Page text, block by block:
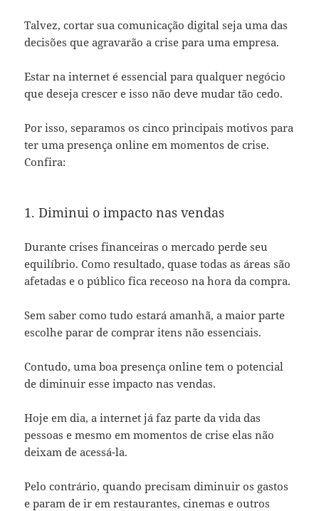
Talvez, cortar sua comunicação digital seja uma das
decisões que agravarão a crise para uma empresa.
Estar na internet é essencial para qualquer negócio
que deseja crescer e isso não deve mudar tão cedo.
Por isso, separamos os cinco principais motivos para
ter uma presença online em momentos de crise.
Confira:
1. Diminui o impacto nas vendas
Durante crises financeiras o mercado perde seu
equilíbrio. Como resultado, quase todas as áreas são
afetadas e o público fica receoso na hora da compra.
Sem saber como tudo estará amanhã, a maior parte
escolhe parar de comprar itens não essenciais.
Contudo, uma boa presença online tem o potencial
de diminuir esse impacto nas vendas.
Hoje em dia, a internet já faz parte da vida das
pessoas e mesmo em momentos de crise elas não
deixam de acessá-la.
Pelo contrário, quando precisam diminuir os gastos
e param de ir em restaurantes, cinemas e outros